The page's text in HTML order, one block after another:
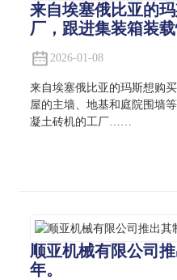
来自埃塞俄比亚的
厂，跟进集装箱装载
2026-01-08
来自埃塞俄比亚的玛斯想购
屋的主墙、地基和庭院围墙
凝土砖机的工厂……
顺亚机械有限公司
年。